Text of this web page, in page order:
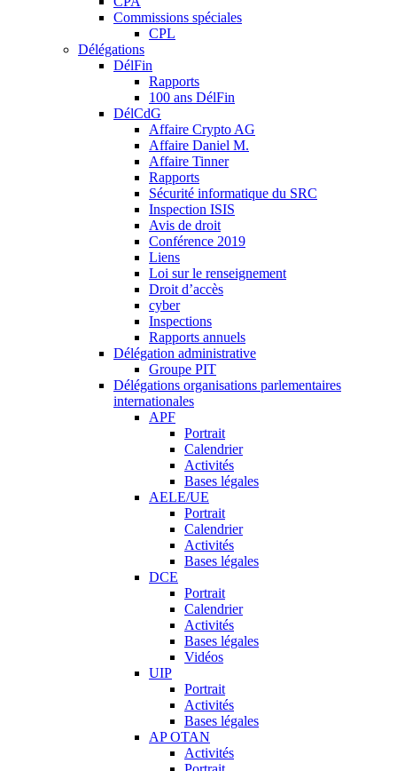
Commissions spéciales
CPL
Délégations
DélFin
Rapports
100 ans DélFin
DélCdG
Affaire Crypto AG
Affaire Daniel M.
Affaire Tinner
Rapports
Sécurité informatique du SRC
Inspection ISIS
Avis de droit
Conférence 2019
Liens
Loi sur le renseignement
Droit d’accès
cyber
Inspections
Rapports annuels
Délégation administrative
Groupe PIT
Délégations organisations parlementaires
internationales
APF
Portrait
Calendrier
Activités
Bases légales
AELE/UE
Portrait
Calendrier
Activités
Bases légales
DCE
Portrait
Calendrier
Activités
Bases légales
Vidéos
UIP
Portrait
Activités
Bases légales
AP OTAN
Activités